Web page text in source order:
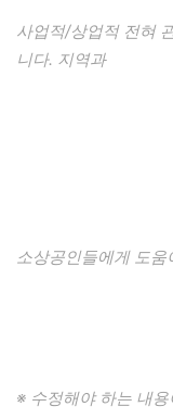
사업적/상업적 전혀
니다. 지역과
소상공인들에게 도움
※ 수정해야 하는 내